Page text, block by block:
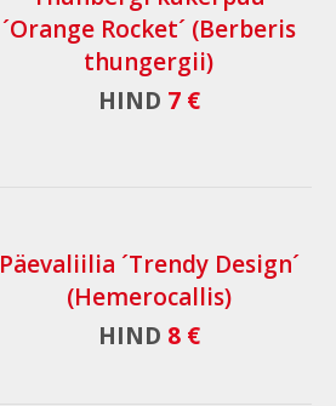
´Orange Rocket´ (Berberis
thungergii)
HIND 7 €
Päevaliilia ´Trendy Design´
(Hemerocallis)
HIND 8 €